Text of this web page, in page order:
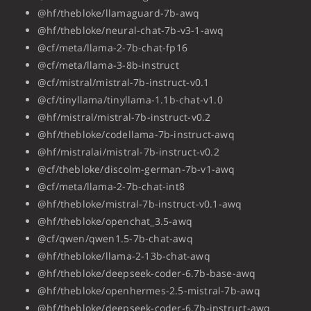
@hf/thebloke/llamaguard-7b-awq
@hf/thebloke/neural-chat-7b-v3-1-awq
@cf/meta/llama-2-7b-chat-fp16
@cf/meta/llama-3-8b-instruct
@cf/mistral/mistral-7b-instruct-v0.1
@cf/tinyllama/tinyllama-1.1b-chat-v1.0
@hf/mistral/mistral-7b-instruct-v0.2
@hf/thebloke/codellama-7b-instruct-awq
@hf/mistralai/mistral-7b-instruct-v0.2
@cf/thebloke/discolm-german-7b-v1-awq
@cf/meta/llama-2-7b-chat-int8
@hf/thebloke/mistral-7b-instruct-v0.1-awq
@hf/thebloke/openchat_3.5-awq
@cf/qwen/qwen1.5-7b-chat-awq
@hf/thebloke/llama-2-13b-chat-awq
@hf/thebloke/deepseek-coder-6.7b-base-awq
@hf/thebloke/openhermes-2.5-mistral-7b-awq
@hf/thebloke/deepseek-coder-6.7b-instruct-awq